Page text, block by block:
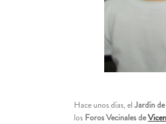
Hace unos días, elJardín
los Foros Vecinales de